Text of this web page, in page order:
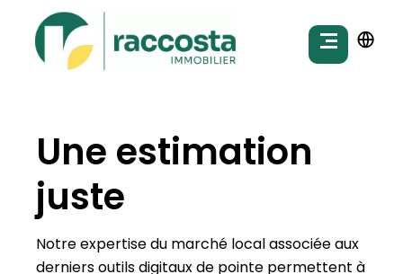
Une estimation
juste
Notre expertise du marché local associée aux
derniers outils digitaux de pointe permettent à